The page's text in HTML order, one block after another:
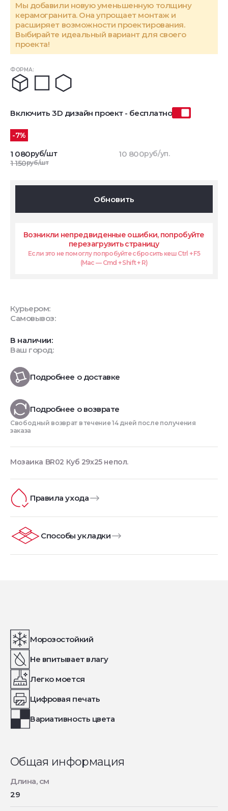
ФОРМА:
Мы добавили новую уменьшенную толщину
керамогранита. Она упрощает монтаж и
расширяет возможности проектирования.
Выбирайте идеальный вариант для своего
проекта!
Включить 3D дизайн проект - бесплатно
-7%
1 080руб/шт
1 150руб/шт
10 800руб/уп.
Обновить
Возникли непредвиденные ошибки, попробуйте
перезагрузить страницу
Если это не помоглу попробуйте сбросить кеш Ctrl + F5
(Mac — Cmd + Shift + R)
Курьером:
Самовывоз:
В наличии:
Ваш город:
Подробнее о доставке
Подробнее о возврате
Свободный возврат в течение 14 дней после получения
заказа
Мозаика BR02 Куб 29x25 непол.
Правила ухода
Способы укладки
Морозостойкий
Не впитывает влагу
Легко моется
Цифровая печать
Вариативность цвета
Общая информация
Длина, см
29